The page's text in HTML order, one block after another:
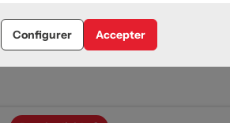
NewcoTous droits réservés
Configurer Accepter